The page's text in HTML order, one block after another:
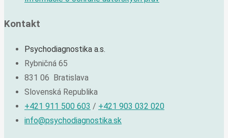
Kontakt
Psychodiagnostika a.s.
Rybničná 65
831 06 Bratislava
Slovenská Republika
+421 911 500 603 / +421 903 032 020
info@psychodiagnostika.sk